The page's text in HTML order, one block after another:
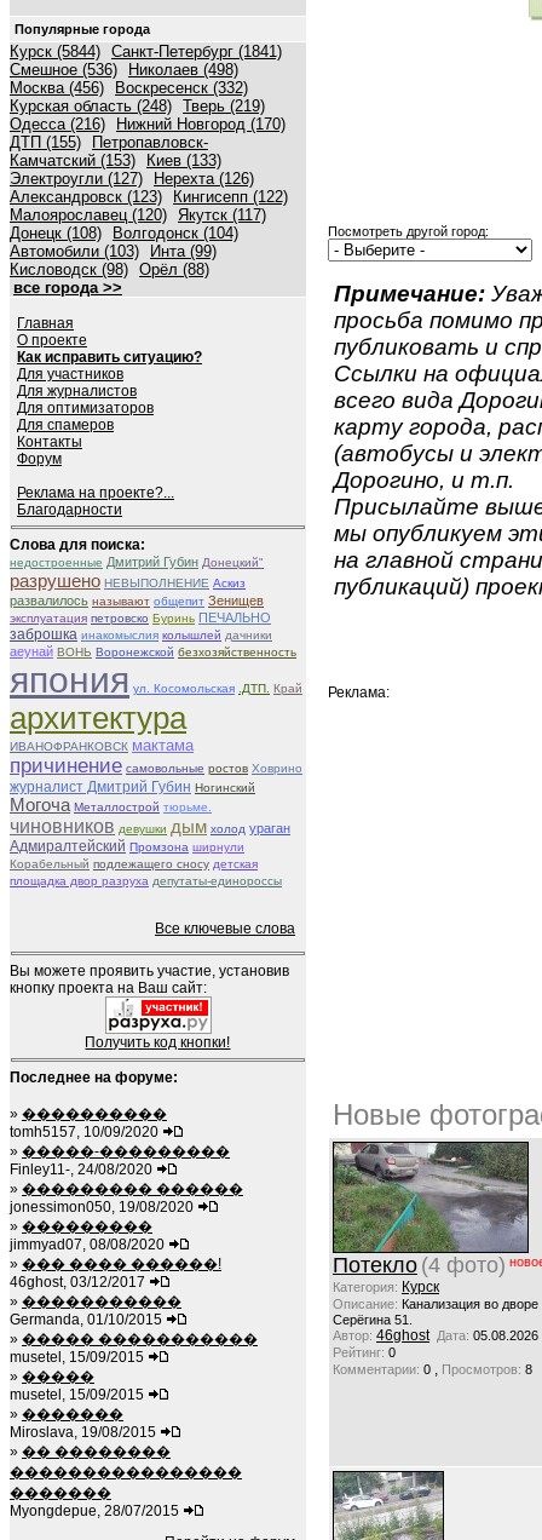
Популярные города
Курск (5844) Санкт-Петербург (1841)
Смешное (536)
Николаев (498)
Москва (456)
Воскресенск (332)
Курская область (248) Тверь (219)
Одесса (216)
Нижний Новгород (170)
ДТП (155)
Петропавловск-
Камчатский (153)
Киев (133)
Электроугли (127)
Нерехта (126)
Александровск (123)
Кингисепп (122)
Малоярославец (120) Якутск (117)
Донецк (108)
Волгодонск (104)
Автомобили (103)
Инта (99)
Кисловодск (98) Орёл (88)
все города >>
Главная
О проекте
Как исправить ситуацию?
Для участников
Для журналистов
Для оптимизаторов
Для спамеров
Контакты
Форум
Реклама на проекте?...
Благодарности
Слова для поиска:
недостроенные Дмитрий Губин Донецкий"
разрушено НЕВЫПОЛНЕНИЕ Аскиз
развалилось называют общепит Зенищев
эксплуатация петровско Буринь ПЕЧАЛЬНО
заброшка инакомыслия колышлей дачники
aeунай ВОНЬ Воронежской безхозяйственность
япония ул. Косомольская .ДТП. Край
архитектура
ИВАНОФРАНКОВСК мактама
причинение самовольные ростов Ховрино
журналист Дмитрий Губин Ногинский
Могоча Металлострой тюрьме.
чиновников девушки дым холод ураган
Адмиралтейский Промзона ширнули
Корабельный подлежащего сносу детская
площадка двор разруха депутаты-единороссы
Все ключевые слова
Вы можете проявить участие, установив
кнопку проекта на Ваш сайт:
Получить код кнопки!
Последнее на форуме:
» ����������
tomh5157, 10/09/2020
» �����-���������
Finley11-, 24/08/2020
» ��������� ������
jonessimon050, 19/08/2020
» ���������
jimmyad07, 08/08/2020
» ��� ���� ������!
46ghost, 03/12/2017
» �����������
Germanda, 01/10/2015
» ����� �����������
musetel, 15/09/2015
» �����
musetel, 15/09/2015
» �������
Miroslava, 19/08/2015
» �� ��������
����������������
�������
Myongdepue, 28/07/2015
Посмотреть другой город:
Примечание:
просьба помимо
публиковать и
Ссылки на
всего вида
карту города,
(автобусы и
Дорогино, и т.п.
Присылайте
мы опубликуем
на главной
публикаций)
Реклама:
Новые
Потекло (4 фото)
Категория: Курск
Описание: Канализация во
Серёгина 51.
Автор: 46ghost Дата: 05.08.2026
Рейтинг: 0
Комментарии: 0 , Просмотров: 8